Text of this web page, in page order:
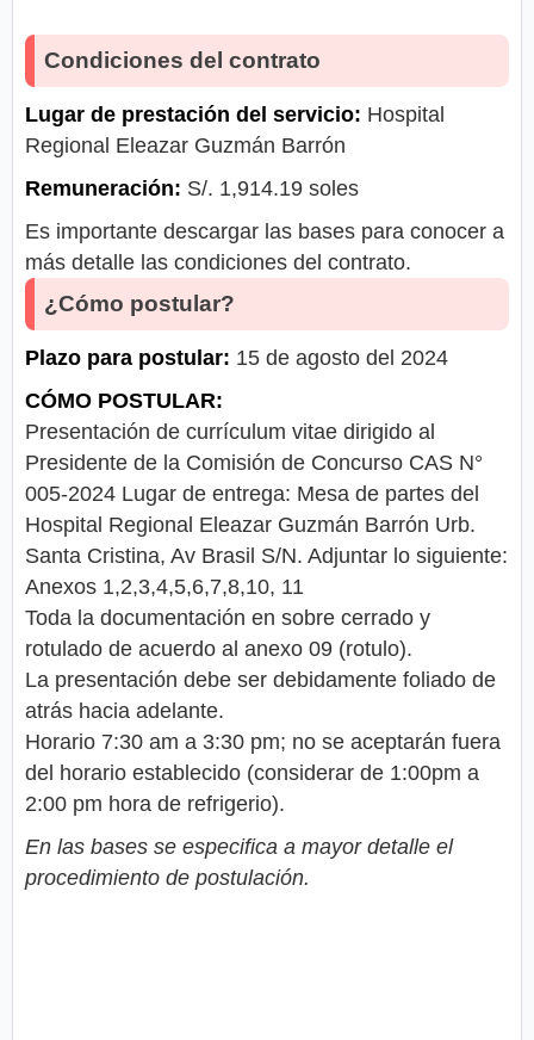
Condiciones del contrato
Lugar de prestación del servicio: Hospital
Regional Eleazar Guzmán Barrón
Remuneración: S/. 1,914.19 soles
Es importante descargar las bases para conocer a
más detalle las condiciones del contrato.
¿Cómo postular?
Plazo para postular: 15 de agosto del 2024
CÓMO POSTULAR:
Presentación de currículum vitae dirigido al
Presidente de la Comisión de Concurso CAS N°
005-2024 Lugar de entrega: Mesa de partes del
Hospital Regional Eleazar Guzmán Barrón Urb.
Santa Cristina, Av Brasil S/N. Adjuntar lo siguiente:
Anexos 1,2,3,4,5,6,7,8,10, 11
Toda la documentación en sobre cerrado y
rotulado de acuerdo al anexo 09 (rotulo).
La presentación debe ser debidamente foliado de
atrás hacia adelante.
Horario 7:30 am a 3:30 pm; no se aceptarán fuera
del horario establecido (considerar de 1:00pm a
2:00 pm hora de refrigerio).
En las bases se especifica a mayor detalle el
procedimiento de postulación.